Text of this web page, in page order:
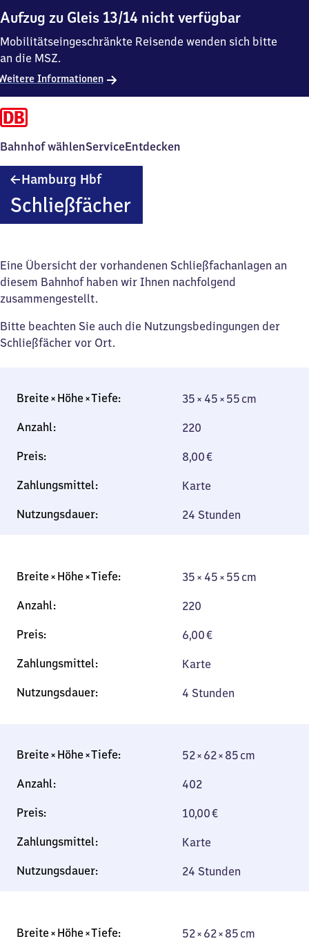
Aufzug zu Gleis 13/14 nicht verfügbar
Mobilitätseingeschränkte Reisende wenden sich bitte
an die MSZ.
Informationen
Bahnhof wählenServiceEntdecken
Hamburg HbfHamburg
Schließfächer
Eine Übersicht der vorhandenen Schließfachanlagen an
diesem Bahnhof haben wir Ihnen nachfolgend
zusammengestellt.
Bitte beachten Sie auch die Nutzungsbedingungen der
Schließfächer vor Ort.
35 × 45 × 55 cm
220
8,00€
Karte
24 Stunden
35 × 45 × 55 cm
220
6,00€
Karte
4 Stunden
52 × 62 × 85 cm
402
10,00€
Karte
24 Stunden
52 × 62 × 85 cm